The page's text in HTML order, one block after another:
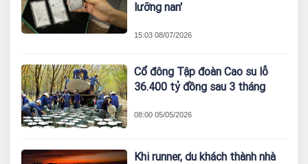
lưỡng nan'
15:03 08/07/2026
Cổ đông Tập đoàn Cao su lỗ
36.400 tỷ đồng sau 3 tháng
08:00 05/05/2026
Khi runner, du khách thành nhà